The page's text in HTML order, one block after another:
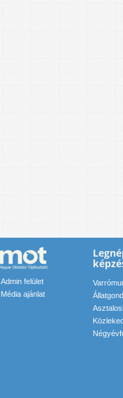
Admin felület
Média ajánlat